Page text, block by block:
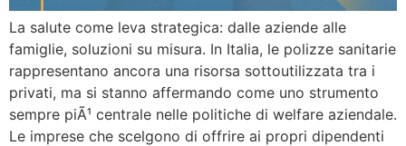
La salute come leva strategica: dalle aziende alle
famiglie, soluzioni su misura. In Italia, le polizze sanitarie
rappresentano ancora una risorsa sottoutilizzata tra i
privati, ma si stanno affermando come uno strumento
sempre piÃ¹ centrale nelle politiche di welfare aziendale.
Le imprese che scelgono di offrire ai propri dipendenti